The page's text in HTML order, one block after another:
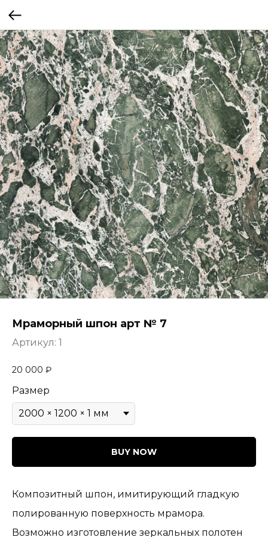
Мраморный шпон арт № 7
Артикул: 1
20 000 ₽
Размер
BUY NOW
Композитный шпон, имитирующий гладкую
полированную поверхность мрамора.
Возможно изготовление зеркальных полотен